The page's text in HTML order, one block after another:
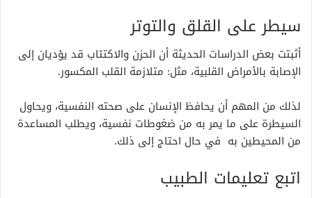
سيطر على القلق والتوتر
أثبتت بعض الدراسات الحديثة أن الحزن والاكتئاب قد يؤديان إلى
الإصابة بالأمراض القلبية، مثل: متلازمة القلب المكسور.
لذلك من المهم أن يحافظ الإنسان على صحته النفسية، ويحاول
السيطرة على ما يمر به من ضغوطات نفسية، ويطلب المساعدة
من المحيطين به في حال احتاج إلى ذلك.
اتبع تعليمات الطبيب